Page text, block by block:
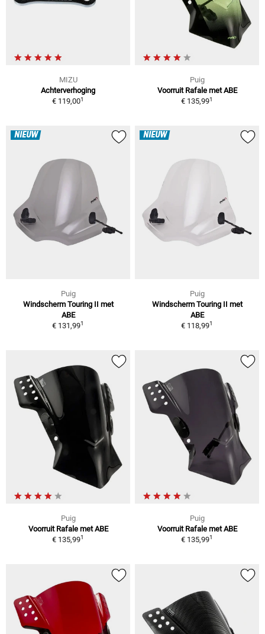
MIZU
Achterverhoging
€ 119,001
Puig
Voorruit Rafale met ABE
€ 135,991
NIEUW
Puig
Windscherm Touring II met
ABE
€ 131,991
NIEUW
Puig
Windscherm Touring II met
ABE
€ 118,991
Puig
Voorruit Rafale met ABE
€ 135,991
Puig
Voorruit Rafale met ABE
€ 135,991